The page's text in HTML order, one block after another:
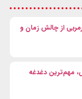
سرمربی از چالش زمان و
مهم‌ترین دغدغه